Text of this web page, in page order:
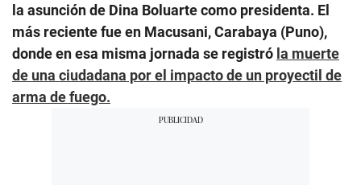
la asunción de Dina Boluarte como presidenta. El
más reciente fue en Macusani, Carabaya (Puno),
donde en esa misma jornada se registró la muerte
de una ciudadana por el impacto de un proyectil de
arma de fuego.